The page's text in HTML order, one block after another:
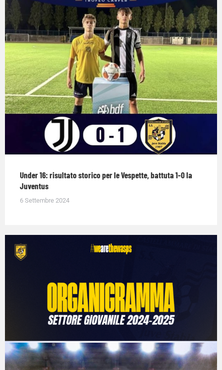
Under 16: risultato storico per le Vespette, battuta 1-0 la
Juventus
6 Settembre 2024